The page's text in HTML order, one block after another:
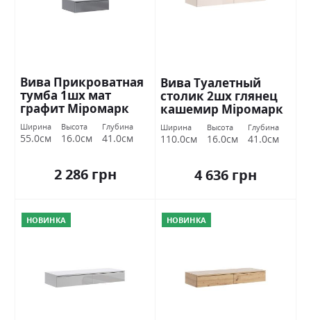
Вива Прикроватная
тумба 1шх мат
графит Міромарк
Ширина
55.0см
Высота
16.0см
Глубина
41.0см
2 286 грн
Вива Туалетный
столик 2шх глянец
кашемир Міромарк
Ширина
110.0см
Высота
16.0см
Глубина
41.0см
4 636 грн
НОВИНКА НОВИНКА